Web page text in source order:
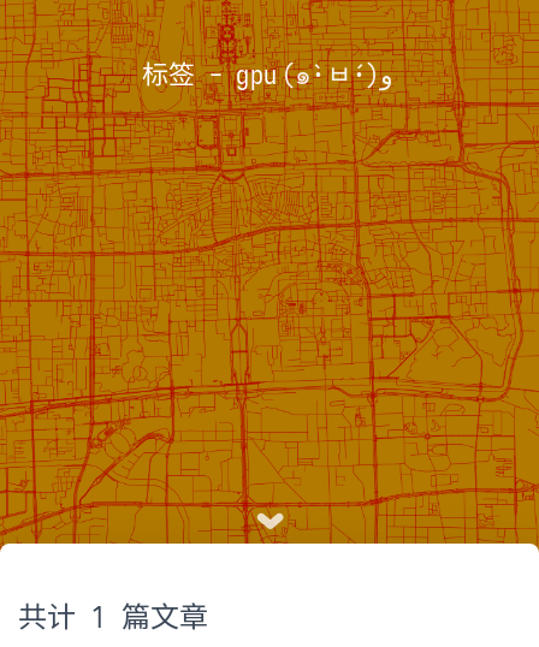
标签 - gpu (๑•̀ㅂ•́)و
共计 1 篇文章